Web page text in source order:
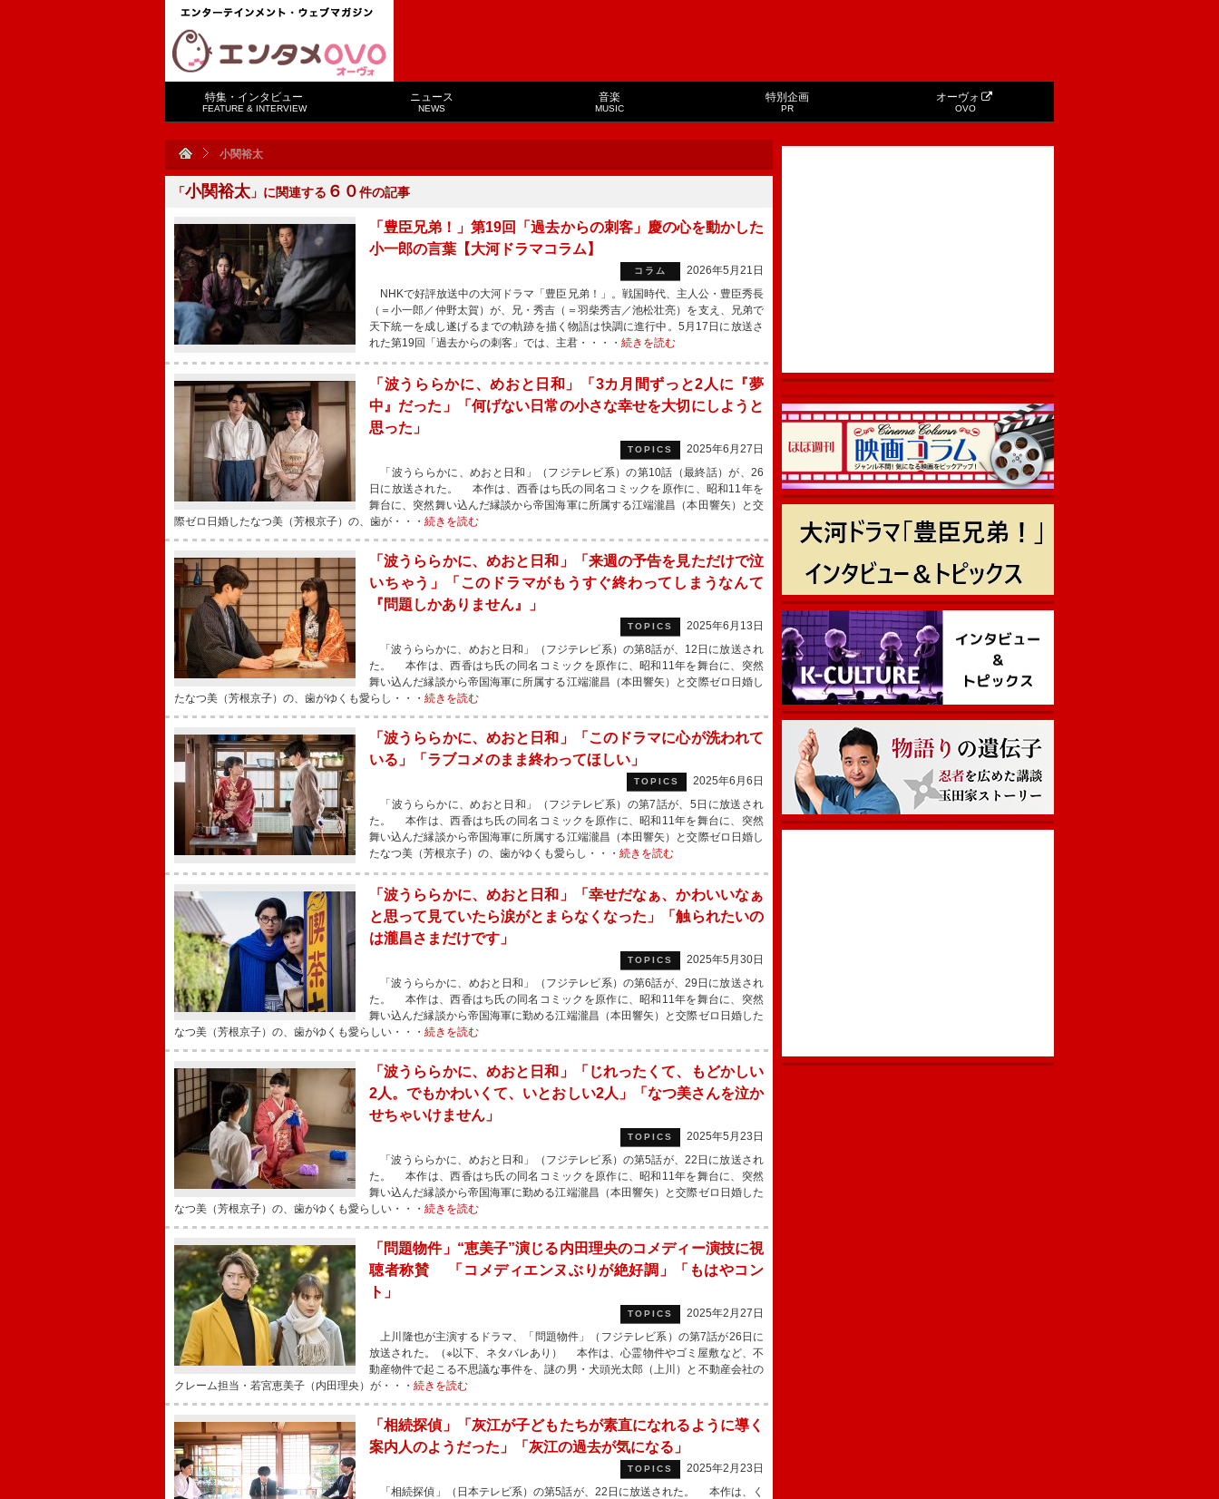
特集・インタビュー
FEATURE & INTERVIEW
ニュース
NEWS
音楽
MUSIC
特別企画
PR
オーヴォ
OVO
小関裕太
「小関裕太 」に関連する ６０件の記事
「豊臣兄弟！」第19回「過去からの刺客」慶の心を動かした
小一郎の言葉【大河ドラマコラム】
コラム
2026年5月21日
NHKで好評放送中の大河ドラマ「豊臣兄弟！」。戦国時代、主人公・豊臣秀長
（＝小一郎／仲野太賀）が、兄・秀吉（＝羽柴秀吉／池松壮亮）を支え、兄弟で
天下統一を成し遂げるまでの軌跡を描く物語は快調に進行中。5月17日に放送さ
れた第19回「過去からの刺客」では、主君・・・・ 続きを読む
「波うららかに、めおと日和」「3カ月間ずっと2人に『夢
中』だった」「何げない日常の小さな幸せを大切にしようと
思った」
TOPICS
2025年6月27日
「波うららかに、めおと日和」（フジテレビ系）の第10話（最終話）が、26
日に放送された。 本作は、西香はち氏の同名コミックを原作に、昭和11年を
舞台に、突然舞い込んだ縁談から帝国海軍に所属する江端瀧昌（本田響矢）と交
際ゼロ日婚したなつ美（芳根京子）の、歯が・・・ 続きを読む
「波うららかに、めおと日和」「来週の予告を見ただけで泣
いちゃう」「このドラマがもうすぐ終わってしまうなんて
『問題しかありません』」
TOPICS
2025年6月13日
「波うららかに、めおと日和」（フジテレビ系）の第8話が、12日に放送され
た。 本作は、西香はち氏の同名コミックを原作に、昭和11年を舞台に、突然
舞い込んだ縁談から帝国海軍に所属する江端瀧昌（本田響矢）と交際ゼロ日婚し
たなつ美（芳根京子）の、歯がゆくも愛らし・・・ 続きを読む
「波うららかに、めおと日和」「このドラマに心が洗われて
いる」「ラブコメのまま終わってほしい」
TOPICS
2025年6月6日
「波うららかに、めおと日和」（フジテレビ系）の第7話が、5日に放送され
た。 本作は、西香はち氏の同名コミックを原作に、昭和11年を舞台に、突然
舞い込んだ縁談から帝国海軍に所属する江端瀧昌（本田響矢）と交際ゼロ日婚し
たなつ美（芳根京子）の、歯がゆくも愛らし・・・ 続きを読む
「波うららかに、めおと日和」「幸せだなぁ、かわいいなぁ
と思って見ていたら涙がとまらなくなった」「触られたいの
は瀧昌さまだけです」
TOPICS
2025年5月30日
「波うららかに、めおと日和」（フジテレビ系）の第6話が、29日に放送され
た。 本作は、西香はち氏の同名コミックを原作に、昭和11年を舞台に、突然
舞い込んだ縁談から帝国海軍に勤める江端瀧昌（本田響矢）と交際ゼロ日婚した
なつ美（芳根京子）の、歯がゆくも愛らしい・・・ 続きを読む
「波うららかに、めおと日和」「じれったくて、もどかしい
2人。でもかわいくて、いとおしい2人」「なつ美さんを泣か
せちゃいけません」
TOPICS
2025年5月23日
「波うららかに、めおと日和」（フジテレビ系）の第5話が、22日に放送され
た。 本作は、西香はち氏の同名コミックを原作に、昭和11年を舞台に、突然
舞い込んだ縁談から帝国海軍に勤める江端瀧昌（本田響矢）と交際ゼロ日婚した
なつ美（芳根京子）の、歯がゆくも愛らしい・・・ 続きを読む
「問題物件」“恵美子”演じる内田理央のコメディー演技に視
聴者称賛 「コメディエンヌぶりが絶好調」「もはやコン
ト」
TOPICS
2025年2月27日
上川隆也が主演するドラマ、「問題物件」（フジテレビ系）の第7話が26日に
放送された。（※以下、ネタバレあり） 本作は、心霊物件やゴミ屋敷など、不
動産物件で起こる不思議な事件を、謎の男・犬頭光太郎（上川）と不動産会社の
クレーム担当・若宮恵美子（内田理央）が・・・ 続きを読む
「相続探偵」「灰江が子どもたちが素直になれるように導く
案内人のようだった」「灰江の過去が気になる」
TOPICS
2025年2月23日
「相続探偵」（日本テレビ系）の第5話が、22日に放送された。 本作は、く